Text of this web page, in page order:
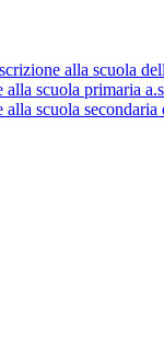
alla scuola
scuola primaria
scuola